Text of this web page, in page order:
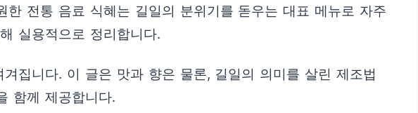
전통 음료 식혜는 길일의 분위기를 돋우는 대표 메뉴로 자주
실용적으로 정리합니다.
집니다. 이 글은 맛과 향은 물론, 길일의 의미를 살린 제조법
함께 제공합니다.